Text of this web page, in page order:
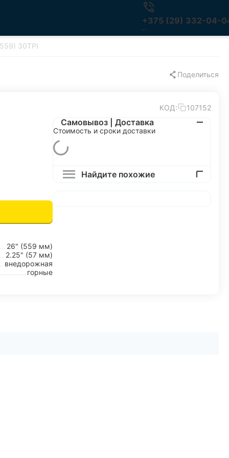
+375 (29) 332-04-
30TPI
Поделиться
КОД: 107152
26" (559 мм)
2.25" (57 мм)
внедорожная
горные
Самовывоз | Доставка
Стоимость и сроки доставки
Найдите похожие